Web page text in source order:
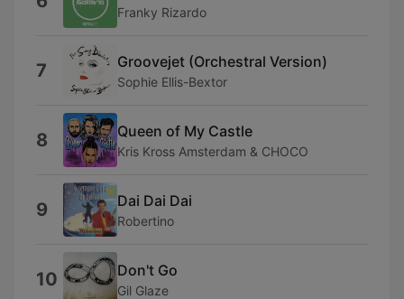
Franky Rizardo
7 Groovejet (Orchestral Version)
Sophie Ellis-Bextor
8 Queen of My Castle
Kris Kross Amsterdam & CHOCO
9 Dai Dai Dai
Robertino
10 Don't Go
Gil Glaze